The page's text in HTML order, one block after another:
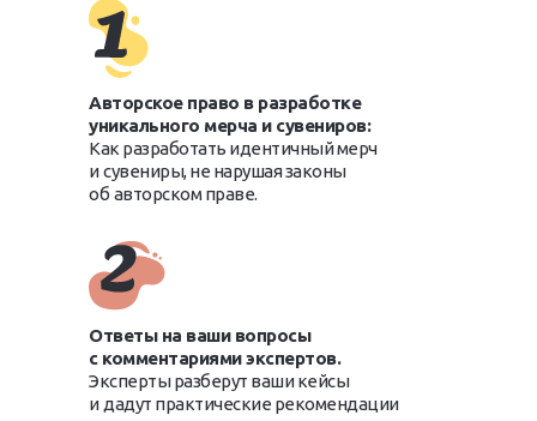
Авторское право в разработке
уникального мерча и сувениров:
Как разработать идентичный мерч
и сувениры, не нарушая законы
об авторском праве.
Ответы на ваши вопросы
с комментариями экспертов.
Эксперты разберут ваши кейсы
и дадут практические рекомендации